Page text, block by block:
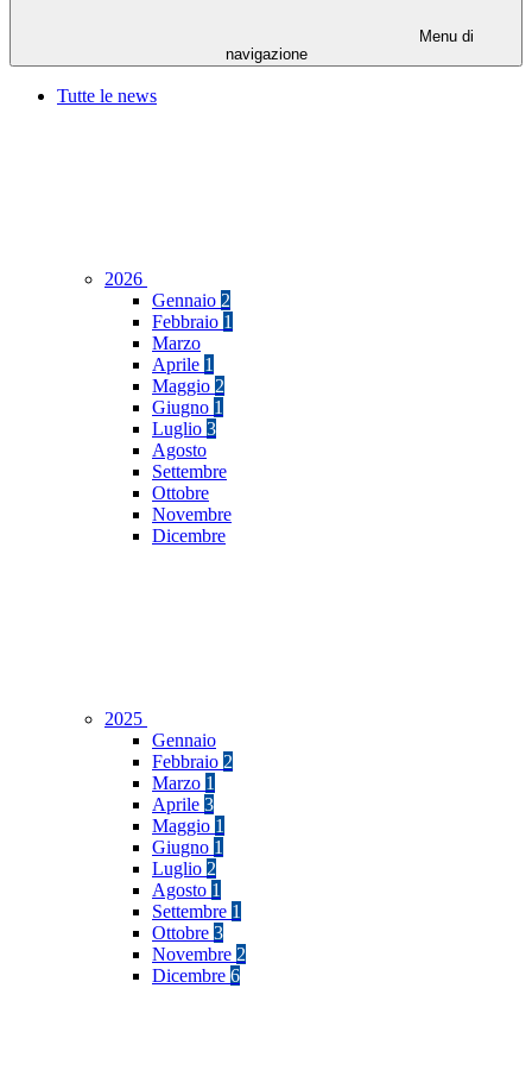
Menu di
navigazione
Tutte le news
2026
Gennaio 2
Febbraio 1
Marzo
Aprile 1
Maggio 2
Giugno 1
Luglio 3
Agosto
Settembre
Ottobre
Novembre
Dicembre
2025
Gennaio
Febbraio 2
Marzo 1
Aprile 3
Maggio 1
Giugno 1
Luglio 2
Agosto 1
Settembre 1
Ottobre 3
Novembre 2
Dicembre 6